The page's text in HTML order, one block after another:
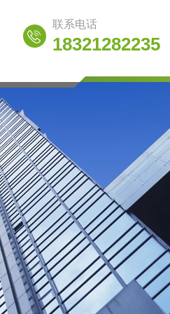
联系电话
18321282235